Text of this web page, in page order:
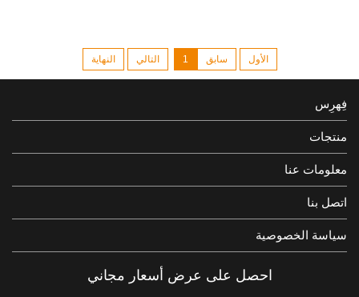
الأول سابق 1 التالي النهاية
فِهرِس
منتجات
معلومات عنا
اتصل بنا
سياسة الخصوصية
احصل على عرض أسعار مجاني